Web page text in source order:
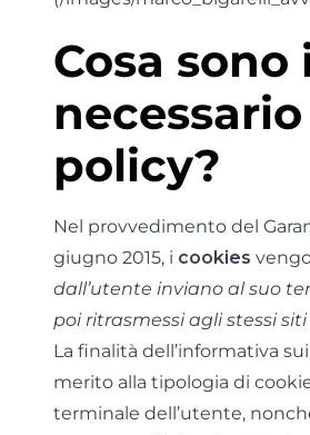
Cosa
policy?
Nel provvedimento del
giugno 2015, i cookies
dall’utente inviano al suo
poi ritrasmessi agli stessi
La finalità dell’informativa
merito alla tipologia di
terminale dell’utente,